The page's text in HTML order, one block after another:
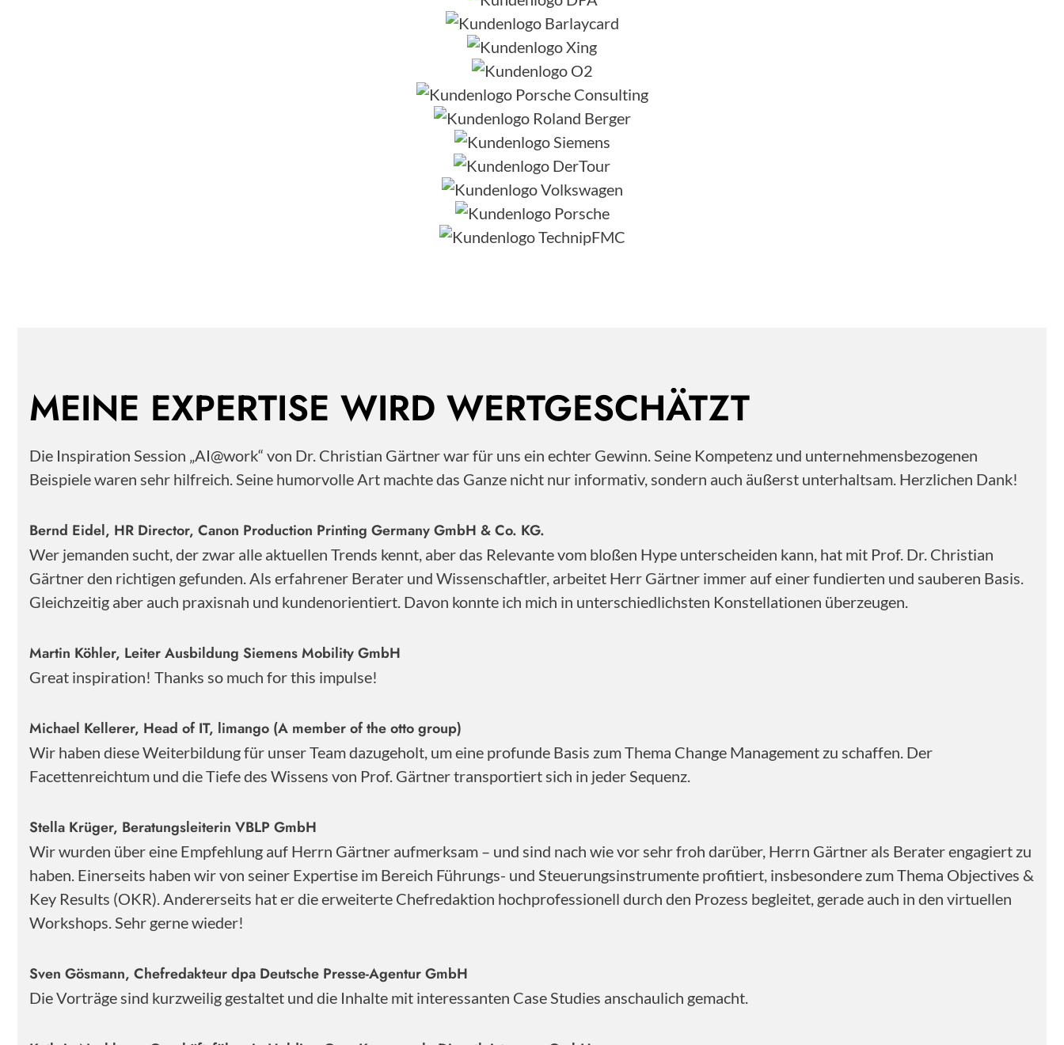
MEINE EXPERTISE WIRD WERTGESCHÄTZT
Die Inspiration Session „AI@work“ von Dr. Christian Gärtner war für uns ein echter Gewinn. Seine Kompetenz und unternehmensbezogenen
Beispiele waren sehr hilfreich. Seine humorvolle Art machte das Ganze nicht nur informativ, sondern auch äußerst unterhaltsam. Herzlichen Dank!
Bernd Eidel, HR Director, Canon Production Printing Germany GmbH & Co. KG.
Wer jemanden sucht, der zwar alle aktuellen Trends kennt, aber das Relevante vom bloßen Hype unterscheiden kann, hat mit Prof. Dr. Christian
Gärtner den richtigen gefunden. Als erfahrener Berater und Wissenschaftler, arbeitet Herr Gärtner immer auf einer fundierten und sauberen Basis.
Gleichzeitig aber auch praxisnah und kundenorientiert. Davon konnte ich mich in unterschiedlichsten Konstellationen überzeugen.
Martin Köhler, Leiter Ausbildung Siemens Mobility GmbH
Great inspiration! Thanks so much for this impulse!
Michael Kellerer, Head of IT, limango (A member of the otto group)
Wir haben diese Weiterbildung für unser Team dazugeholt, um eine profunde Basis zum Thema Change Management zu schaffen. Der
Facettenreichtum und die Tiefe des Wissens von Prof. Gärtner transportiert sich in jeder Sequenz.
Stella Krüger, Beratungsleiterin VBLP GmbH
Wir wurden über eine Empfehlung auf Herrn Gärtner aufmerksam – und sind nach wie vor sehr froh darüber, Herrn Gärtner als Berater engagiert zu
haben. Einerseits haben wir von seiner Expertise im Bereich Führungs- und Steuerungsinstrumente profitiert, insbesondere zum Thema Objectives &
Key Results (OKR). Andererseits hat er die erweiterte Chefredaktion hochprofessionell durch den Prozess begleitet, gerade auch in den virtuellen
Workshops. Sehr gerne wieder!
Sven Gösmann, Chefredakteur dpa Deutsche Presse-Agentur GmbH
Die Vorträge sind kurzweilig gestaltet und die Inhalte mit interessanten Case Studies anschaulich gemacht.